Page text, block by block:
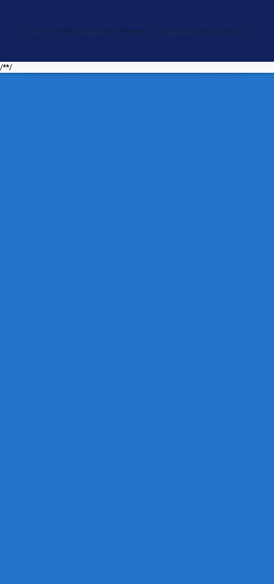
Тема от evolve , перевел WP-Templates.ru , поддержка SearchTimes.ru
/**/